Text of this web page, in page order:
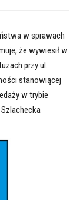
w sprawach
że wywiesił w
przy ul.
stanowiącej
w trybie